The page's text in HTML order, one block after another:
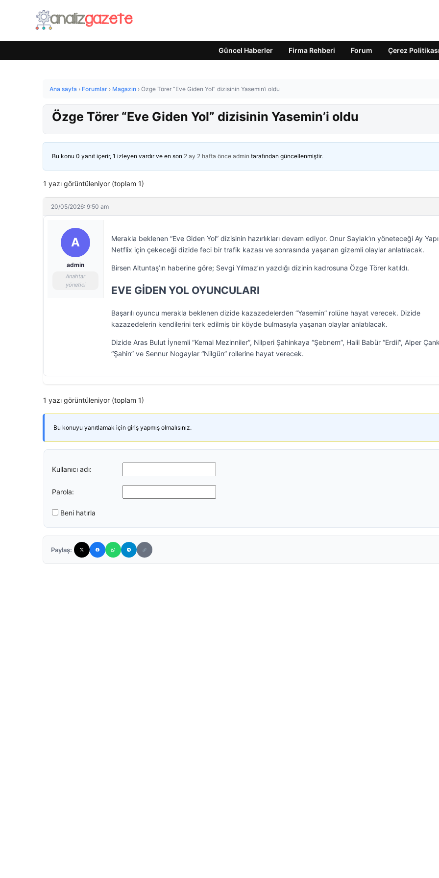
Güncel Haberler Firma Rehberi Forum Çerez Politikası
Ana sayfa › Forumlar › Magazin › Özge Törer “Eve Giden Yol” dizisinin Yasemin’i oldu
Özge Törer “Eve Giden Yol” dizisinin Yasemin’i oldu
Bu konu 0 yanıt içerir, 1 izleyen vardır ve en son 2 ay 2 hafta önce admin tarafından güncellenmiştir.
1 yazı görüntüleniyor (toplam 1)
20/05/2026: 9:50 am
A
admin
Anahtar
yönetici
Merakla beklenen “Eve Giden Yol” dizisinin hazırlıkları devam ediyor. Onur Saylak’ın yöneteceği Ay
Netflix için çekeceği dizide feci bir trafik kazası ve sonrasında yaşanan gizemli olaylar anlatılacak.
Birsen Altuntaş’ın haberine göre; Sevgi Yılmaz’ın yazdığı dizinin kadrosuna Özge Törer katıldı.
EVE GİDEN YOL OYUNCULARI
Başarılı oyuncu merakla beklenen dizide kazazedelerden “Yasemin” rolüne hayat verecek. Dizide
kazazedelerin kendilerini terk edilmiş bir köyde bulmasıyla yaşanan olaylar anlatılacak.
Dizide Aras Bulut İynemli “Kemal Mezinniler”, Nilperi Şahinkaya “Şebnem”, Halil Babür “Erdil”, Alper
“Şahin” ve Sennur Nogaylar “Nilgün” rollerine hayat verecek.
1 yazı görüntüleniyor (toplam 1)
Bu konuyu yanıtlamak için giriş yapmış olmalısınız.
Kullanıcı adı:
Parola:
Beni hatırla
Paylaş: